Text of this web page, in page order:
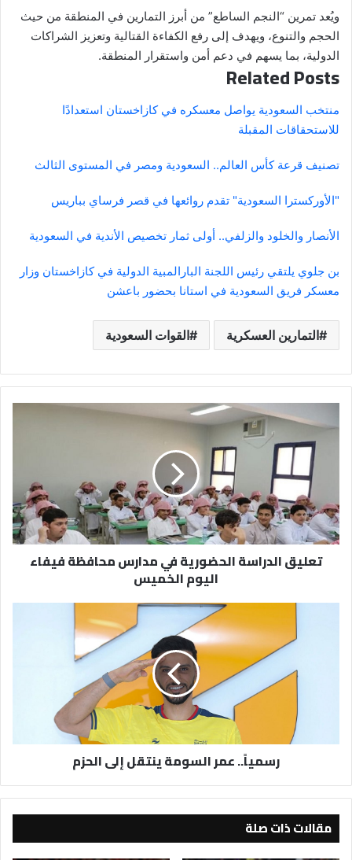
ويُعد تمرين “النجم الساطع” من أبرز التمارين في المنطقة من حيث
الحجم والتنوع، ويهدف إلى رفع الكفاءة القتالية وتعزيز الشراكات
الدولية، بما يسهم في دعم أمن واستقرار المنطقة.
Related Posts
منتخب السعودية يواصل معسكره في كازاخستان استعدادًا
للاستحقاقات المقبلة
تصنيف قرعة كأس العالم.. السعودية ومصر في المستوى الثالث
"الأوركسترا السعودية" تقدم روائعها في قصر فرساي بباريس
الأنصار والخلود والزلفي.. أولى ثمار تخصيص الأندية في السعودية
بن جلوي يلتقي رئيس اللجنة البارالمبية الدولية في كازاخستان وزار
معسكر فريق السعودية في استانا بحضور باعشن
التمارين العسكرية القوات السعودية
الدراسة
الحضورية
مدارس
محافظة
فيفاء
اليوم
الخميس
تعليق الدراسة الحضورية في مدارس محافظة فيفاء
اليوم الخميس
رسمياً.. عمر السومة ينتقل إلى الحزم
مقالات ذات صلة